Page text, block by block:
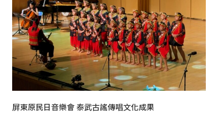
屏東原民日音樂會 泰武古謠傳唱文化成果